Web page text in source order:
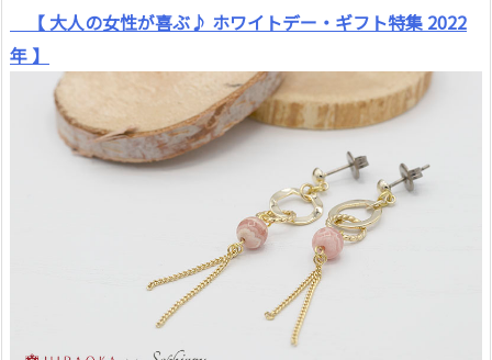
【 大人の女性が喜ぶ♪ ホワイトデー・ギフト特集 2022
年 】